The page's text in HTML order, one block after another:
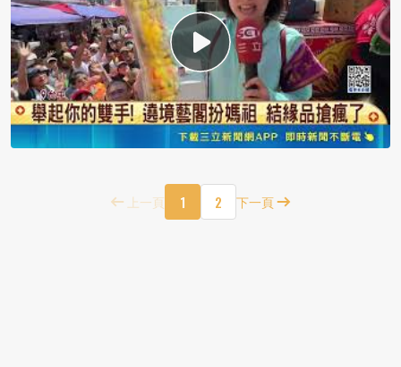
上一頁 1 2 下一頁